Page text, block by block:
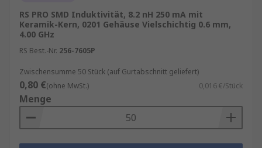
RS PRO SMD Induktivität, 8.2 nH 250 mA mit
Keramik-Kern, 0201 Gehäuse Vielschichtig 0.6 mm,
4.00 GHz
RS Best.-Nr. 256-7605P
Zwischensumme 50 Stück (auf Gurtabschnitt geliefert)
0,80 €(ohne MwSt.) 0,016 €/Stück
Menge